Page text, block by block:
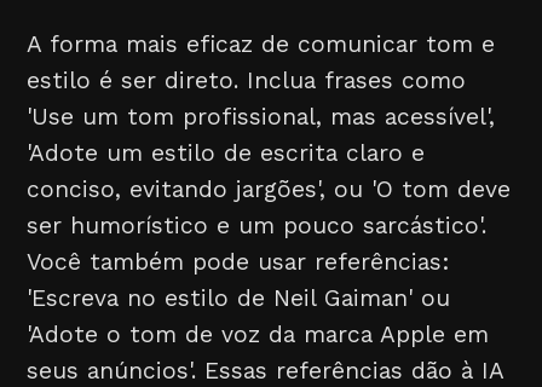
A forma mais eficaz de comunicar tom e
estilo é ser direto. Inclua frases como
'Use um tom profissional, mas acessível',
'Adote um estilo de escrita claro e
conciso, evitando jargões', ou 'O tom deve
ser humorístico e um pouco sarcástico'.
Você também pode usar referências:
'Escreva no estilo de Neil Gaiman' ou
'Adote o tom de voz da marca Apple em
seus anúncios'. Essas referências dão à IA